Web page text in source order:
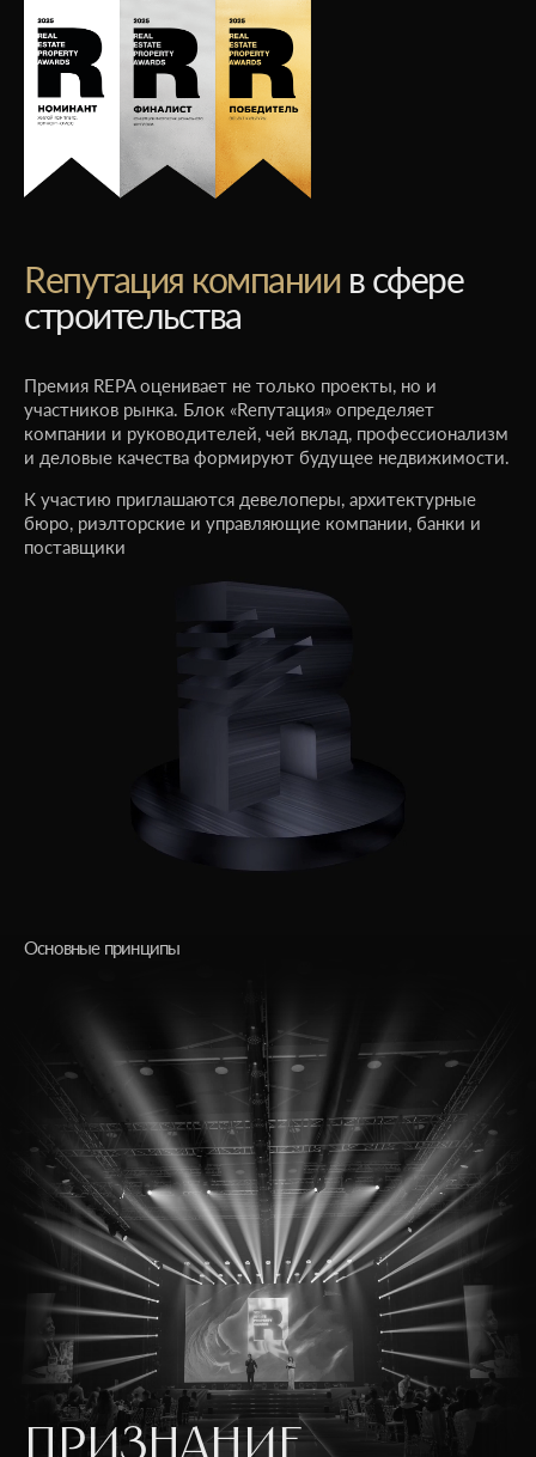
Rепутация компаниив сфере
строительства
Премия REPA оценивает не только проекты, но и
участников рынка. Блок «Rепутация» определяет
компании и руководителей, чей вклад, профессионализм
и деловые качества формируют будущее недвижимости.
К участию приглашаются девелоперы, архитектурные
бюро, риэлторские и управляющие компании, банки и
поставщики
Основные принципы
ПРИЗНАНИЕ